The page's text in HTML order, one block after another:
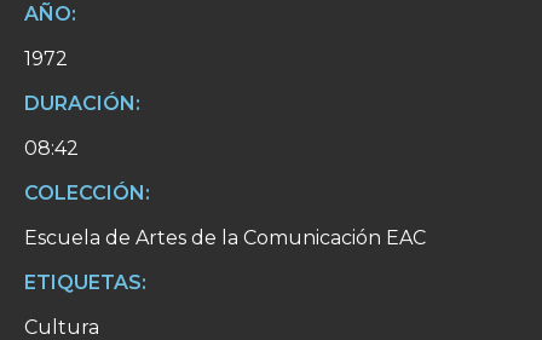
AÑO:
1972
DURACIÓN:
08:42
COLECCIÓN:
Escuela de Artes de la Comunicación EAC
ETIQUETAS:
Cultura